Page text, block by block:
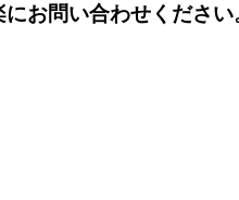
お問い合わせください